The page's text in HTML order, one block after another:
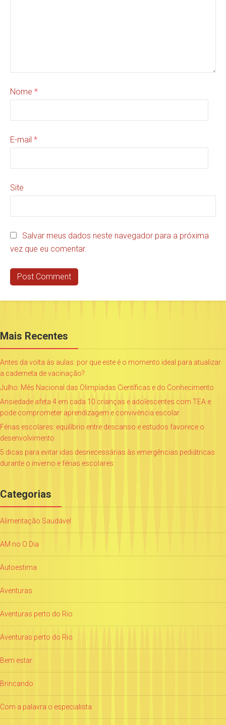
Nome *
E-mail *
Site
Salvar meus dados neste navegador para a próxima
vez que eu comentar.
Mais Recentes
Antes da volta às aulas: por que este é o momento ideal para atualizar
a caderneta de vacinação?
Julho: Mês Nacional das Olimpíadas Científicas e do Conhecimento
Ansiedade afeta 4 em cada 10 crianças e adolescentes com TEA e
pode comprometer aprendizagem e convivência escolar
Férias escolares: equilíbrio entre descanso e estudos favorece o
desenvolvimento
5 dicas para evitar idas desnecessárias às emergências pediátricas
durante o inverno e férias escolares
Categorias
Alimentação Saudável
AM no O Dia
Autoestima
Aventuras
Aventuras perto do Rio
Aventuras perto do Rio
Bem estar
Brincando
Com a palavra o especialista